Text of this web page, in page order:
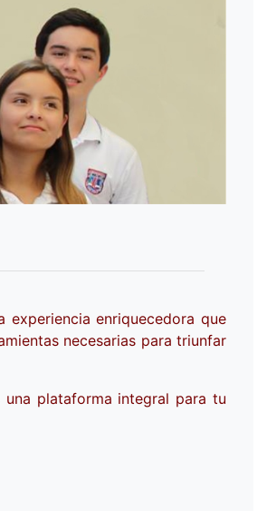
enriquecedora que
necesarias para triunfar
plataforma integral para tu